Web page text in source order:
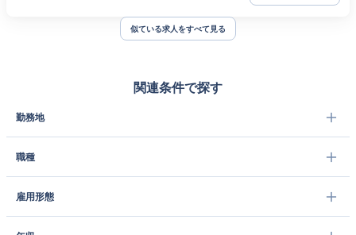
似ている求人をすべて見る
関連条件で探す
勤務地
職種
雇用形態